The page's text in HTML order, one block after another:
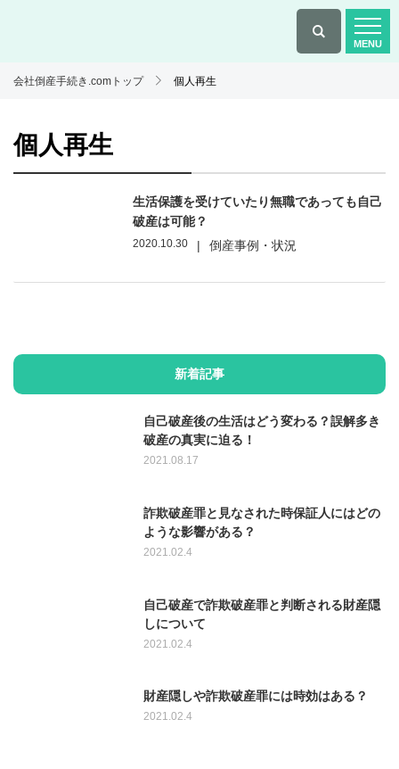
会社倒産手続き.comトップ 個人再生
個人再生
生活保護を受けていたり無職であっても自己
破産は可能？
2020.10.30 | 倒産事例・状況
新着記事
自己破産後の生活はどう変わる？誤解多き
破産の真実に迫る！
2021.08.17
詐欺破産罪と見なされた時保証人にはどの
ような影響がある？
2021.02.4
自己破産で詐欺破産罪と判断される財産隠
しについて
2021.02.4
財産隠しや詐欺破産罪には時効はある？
2021.02.4